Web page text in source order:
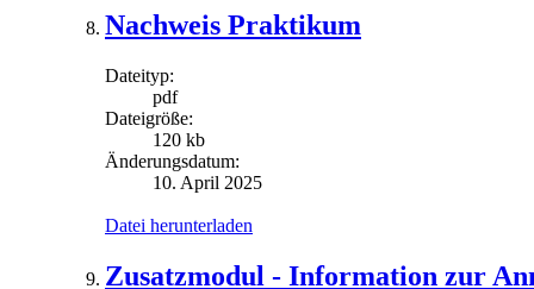
Nachweis Praktikum
Dateityp:
pdf
Dateigröße:
120 kb
Änderungsdatum:
10. April 2025
Datei herunterladen
Zusatzmodul - Information zur